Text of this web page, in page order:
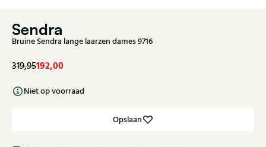
Sendra
Bruine Sendra lange laarzen dames 9716
319,95192,00
Niet op voorraad
Opslaan